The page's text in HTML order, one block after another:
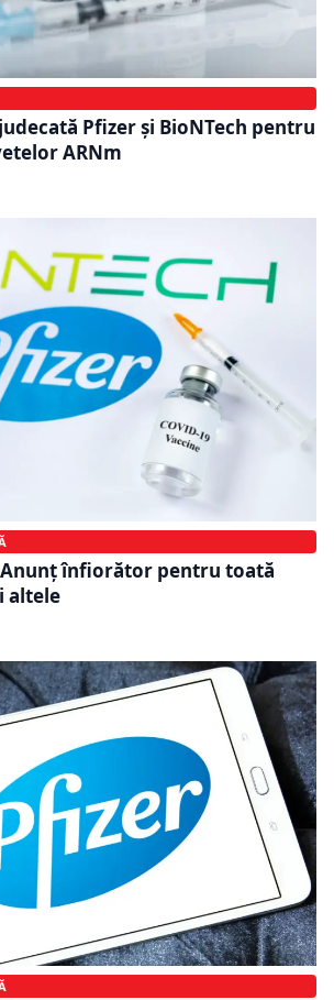
Pfizer și BioNTech pentru
ARNm
Anunț înfiorător pentru toată
altele